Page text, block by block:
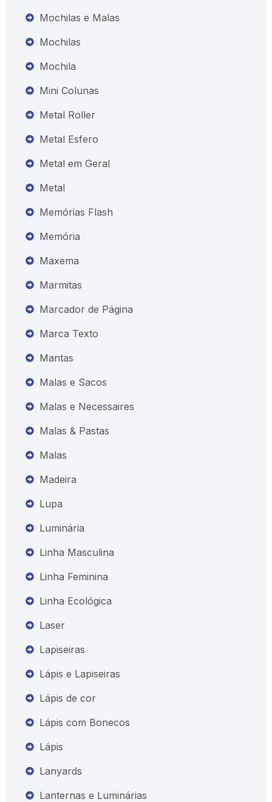
Mochilas e Malas
Mochilas
Mochila
Mini Colunas
Metal Roller
Metal Esfero
Metal em Geral
Metal
Memórias Flash
Memória
Maxema
Marmitas
Marcador de Página
Marca Texto
Mantas
Malas e Sacos
Malas e Necessaires
Malas & Pastas
Malas
Madeira
Lupa
Luminária
Linha Masculina
Linha Feminina
Linha Ecológica
Laser
Lapiseiras
Lápis e Lapiseiras
Lápis de cor
Lápis com Bonecos
Lápis
Lanyards
Lanternas e Luminárias